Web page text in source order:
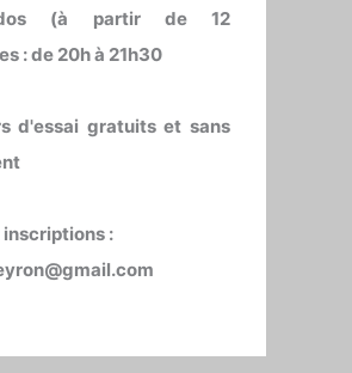
(à partir de 12
: de 20h à 21h30
d'essai gratuitset sans
: